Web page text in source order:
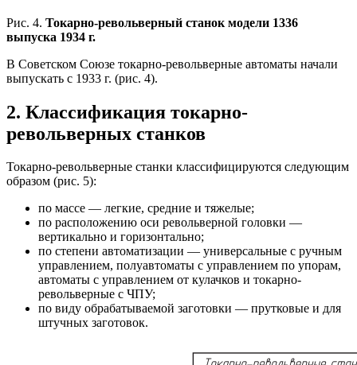
Рис. 4. Токарно-револьверный станок модели 1336
выпуска 1934 г.
В Советском Союзе токарно-револьверные автоматы начали
выпускать с 1933 г. (рис. 4).
2. Классификация токарно-
револьверных станков
Токарно-револьверные станки классифицируются следующим
образом (рис. 5):
по массе — легкие, средние и тяжелые;
по расположению оси револьверной головки —
вертикально и горизонтально;
по степени автоматизации — универсальные с ручным
управлением, полуавтоматы с управлением по упорам,
автоматы с управлением от кулачков и токарно-
револьверные с ЧПУ;
по виду обрабатываемой заготовки — прутковые и для
штучных заготовок.